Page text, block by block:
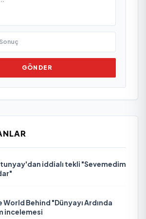
GÖNDER
iddialı tekli "Sevemedim
"Dünyayı Ardında
incelemesi